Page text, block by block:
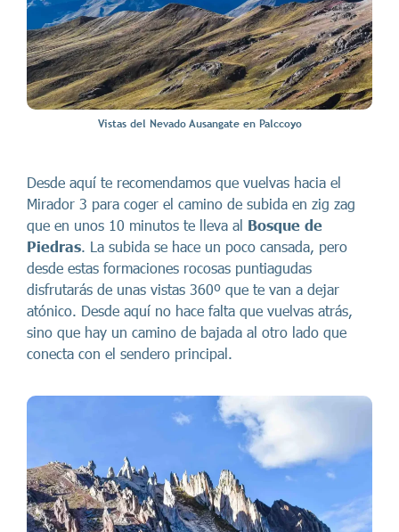
Vistas del Nevado Ausangate en Palccoyo
Desde aquí te recomendamos que vuelvas hacia el
Mirador 3 para coger el camino de subida en zig zag
que en unos 10 minutos te lleva al Bosque de
Piedras . La subida se hace un poco cansada, pero
desde estas formaciones rocosas puntiagudas
disfrutarás de unas vistas 360º que te van a dejar
atónico. Desde aquí no hace falta que vuelvas atrás,
sino que hay un camino de bajada al otro lado que
conecta con el sendero principal.